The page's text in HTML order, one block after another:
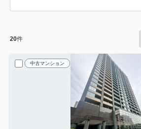
20件
中古マンション